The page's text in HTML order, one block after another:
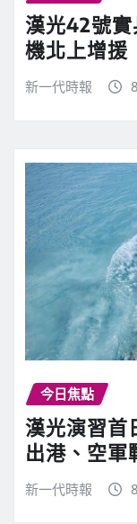
漢光42號
機北上增援
新一代時報
今日焦點
漢光演習
出港、空軍
新一代時報